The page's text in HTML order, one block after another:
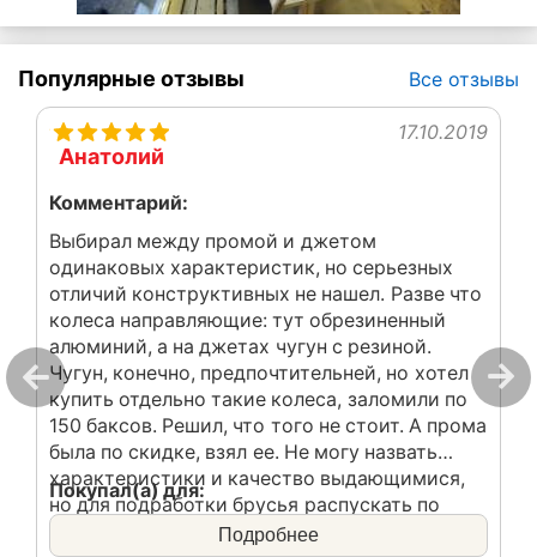
Популярные отзывы Все отзывы
17.10.2019
Анатолий
Комментарий:
Выбирал между промой и джетом
одинаковых характеристик, но серьезных
отличий конструктивных не нашел. Разве что
колеса направляющие: тут обрезиненный
алюминий, а на джетах чугун с резиной.
Чугун, конечно, предпочтительней, но хотел
купить отдельно такие колеса, заломили по
150 баксов. Решил, что того не стоит. А прома
была по скидке, взял ее. Не могу назвать
характеристики и качество выдающимися,
но для подработки брусья распускать по
вечерам мне более чем хватает.
Покупал(а) для:
Малого бизнеса.
Подробнее